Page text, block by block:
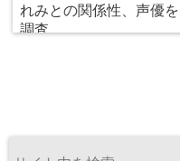
れみとの関係性、声優を
調査。